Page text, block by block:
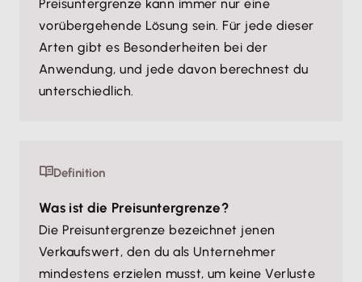
Preisuntergrenze kann immer nur eine
vorübergehende Lösung sein. Für jede dieser
Arten gibt es Besonderheiten bei der
Anwendung, und jede davon berechnest du
unterschiedlich.
Definition
Was ist die Preisuntergrenze?
Die Preisuntergrenze bezeichnet jenen
Verkaufswert, den du als Unternehmer
mindestens erzielen musst, um keine Verluste